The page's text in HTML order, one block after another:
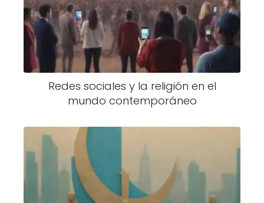
Redes sociales y la religión en el
mundo contemporáneo